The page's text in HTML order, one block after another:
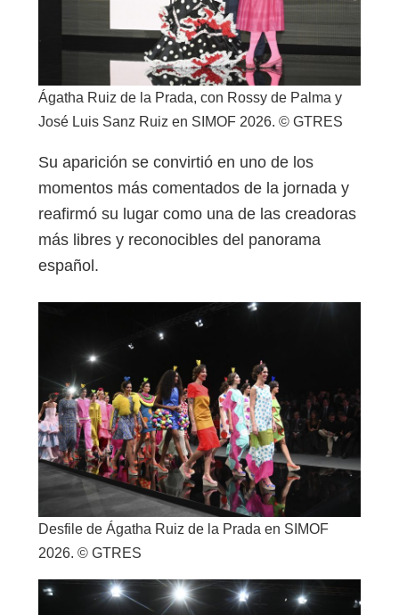
Ágatha Ruiz de la Prada, con Rossy de Palma y
José Luis Sanz Ruiz en SIMOF 2026. © GTRES
Su aparición se convirtió en uno de los
momentos más comentados de la jornada y
reafirmó su lugar como una de las creadoras
más libres y reconocibles del panorama
español.
Desfile de Ágatha Ruiz de la Prada en SIMOF
2026. © GTRES